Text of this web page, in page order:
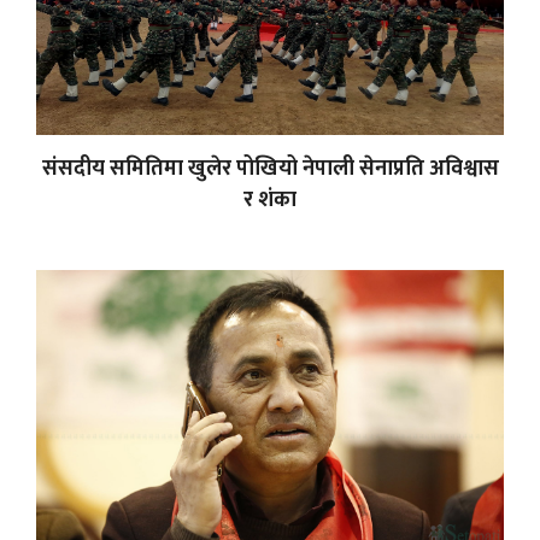
संसदीय समितिमा खुलेर पोखियो नेपाली सेनाप्रति अविश्वास
र शंका